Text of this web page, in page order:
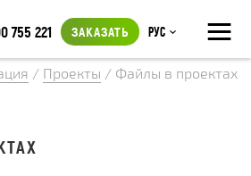
≡
755 221 ЗАКАЗАТЬ Рус
/ Проекты / Файлы в проектах